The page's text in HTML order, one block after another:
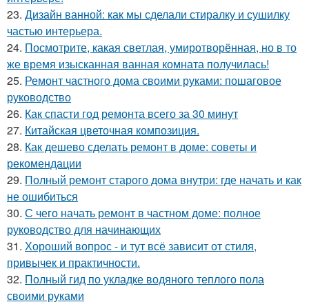
23. Дизайн ванной: как мы сделали стиралку и сушилку
частью интерьера.
24. Посмотрите, какая светлая, умиротворённая, но в то
же время изысканная ванная комната получилась!
25. Ремонт частного дома своими руками: пошаговое
руководство
26. Как спасти год ремонта всего за 30 минут
27. Китайская цветочная композиция.
28. Как дешево сделать ремонт в доме: советы и
рекомендации
29. Полный ремонт старого дома внутри: где начать и как
не ошибиться
30. С чего начать ремонт в частном доме: полное
руководство для начинающих
31. Хороший вопрос - и тут всё зависит от стиля,
привычек и практичности.
32. Полный гид по укладке водяного теплого пола
своими руками